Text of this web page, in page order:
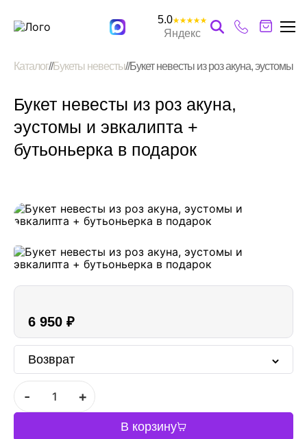
5.0
Яндекс
Нахабино, ул.
+7 (985) 340-77-99
г. Красногорск, ул.
ополчения, 9
Речная, 4В
Каталог//Букеты невесты//Букет невесты из роз акуна, эустомы и
Букет невесты из роз акуна,
эустомы и эвкалипта +
бутьоньерка в подарок
6 950 ₽
Возврат
- +
В корзину